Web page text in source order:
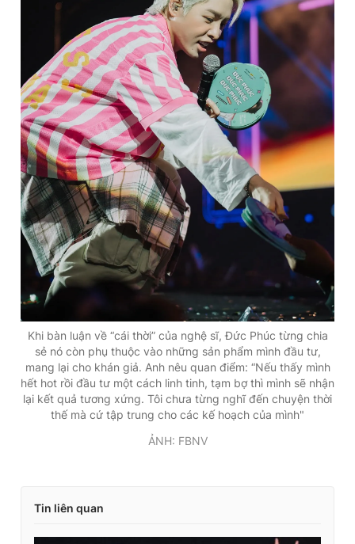
Khi bàn luận về “cái thời” của nghệ sĩ, Đức Phúc từng chia
sẻ nó còn phụ thuộc vào những sản phẩm mình đầu tư,
mang lại cho khán giả. Anh nêu quan điểm: “Nếu thấy mình
hết hot rồi đầu tư một cách linh tinh, tạm bợ thì mình sẽ nhận
lại kết quả tương xứng. Tôi chưa từng nghĩ đến chuyện thời
thế mà cứ tập trung cho các kế hoạch của mình"
ẢNH: FBNV
Tin liên quan